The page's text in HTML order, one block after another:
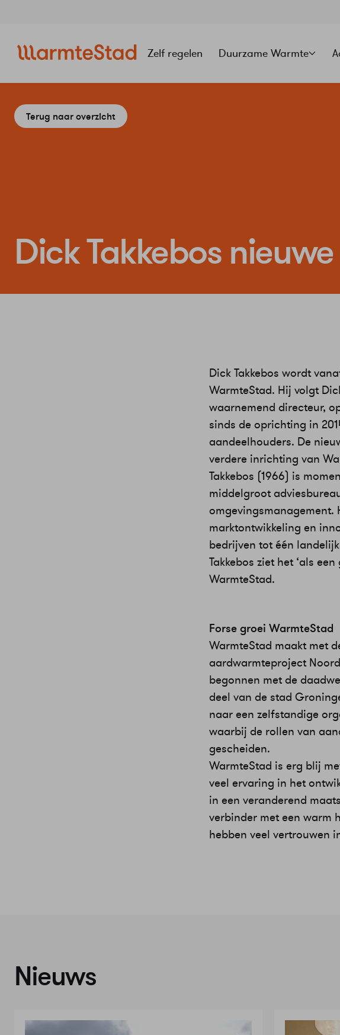
Zelf regelen Duurzame Warmte
Terug naar overzicht
Dick Takkebos
Dick Takkebos wordt
WarmteStad. Hij volgt
waarnemend directeur,
sinds de oprichting in
aandeelhouders. De
verdere inrichting van
Takkebos (1966) is
middelgroot
omgevingsmanagement.
marktontwikkeling en
bedrijven tot één
Takkebos ziet het ‘als
WarmteStad.
Forse groei WarmteStad
WarmteStad maakt met
aardwarmteproject
begonnen met de
deel van de stad
naar een zelfstandige
waarbij de rollen van
gescheiden.
WarmteStad is erg blij
veel ervaring in het
in een veranderend
verbinder met een warm
hebben veel vertrouwen
Nieuws